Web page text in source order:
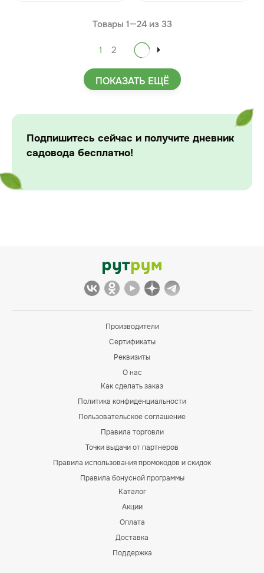
Товары 1—24из 33
ПОКАЗАТЬ ЕЩЁ
1 2
Подпишитесь сейчас и получите дневник
садовода бесплатно!
Производители
Сертификаты
Реквизиты
О нас
Как сделать заказ
Политика конфиденциальности
Пользовательское соглашение
Правила торговли
Точки выдачи от партнеров
Правила использования промокодов и скидок
Правила бонусной программы
Каталог
Акции
Оплата
Доставка
Поддержка